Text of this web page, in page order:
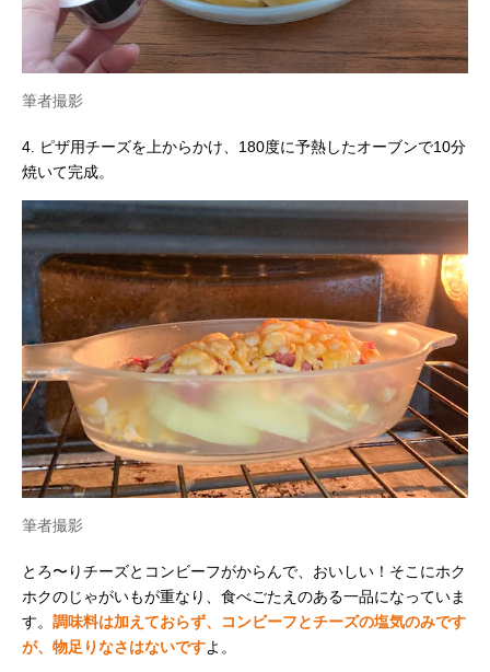
筆者撮影
4. ピザ用チーズを上からかけ、180度に予熱したオーブンで10分
焼いて完成。
筆者撮影
とろ〜りチーズとコンビーフがからんで、おいしい！そこにホク
ホクのじゃがいもが重なり、食べごたえのある一品になっていま
す。 調味料は加えておらず、コンビーフとチーズの塩気のみです
が、物足りなさはないですよ。